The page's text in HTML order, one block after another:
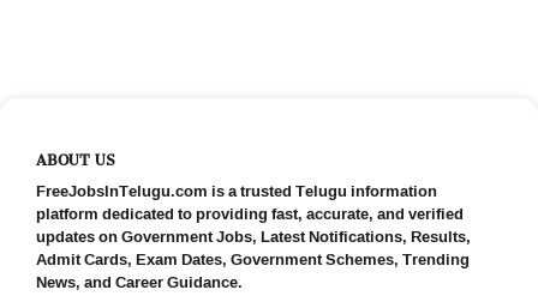
ABOUT US
FreeJobsInTelugu.com is a trusted Telugu information
platform dedicated to providing fast, accurate, and verified
updates on Government Jobs, Latest Notifications, Results,
Admit Cards, Exam Dates, Government Schemes, Trending
News, and Career Guidance.